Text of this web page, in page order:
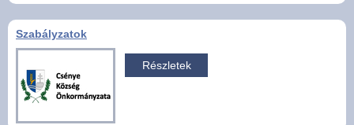
Hirdetmények
Koronavírus
Közérdekű adatok
Szabályzatok
Részletek